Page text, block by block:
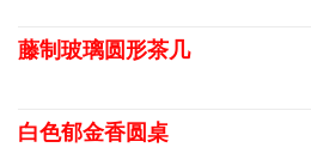
藤制玻璃圆形茶几
白色郁金香圆桌